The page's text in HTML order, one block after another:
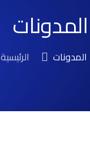
المدونات
الرئيسية المدونات